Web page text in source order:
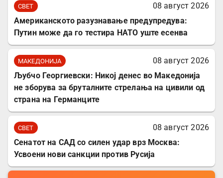
СВЕТ
08 август 2026
Американското разузнавање предупредува:
Путин може да го тестира НАТО уште есенва
МАКЕДОНИЈА
08 август 2026
Љубчо Георгиевски: Никој денес во Македонија
не зборува за бруталните стрелања на цивили од
страна на Германците
СВЕТ
08 август 2026
Сенатот на САД со силен удар врз Москва:
Усвоени нови санкции против Русија